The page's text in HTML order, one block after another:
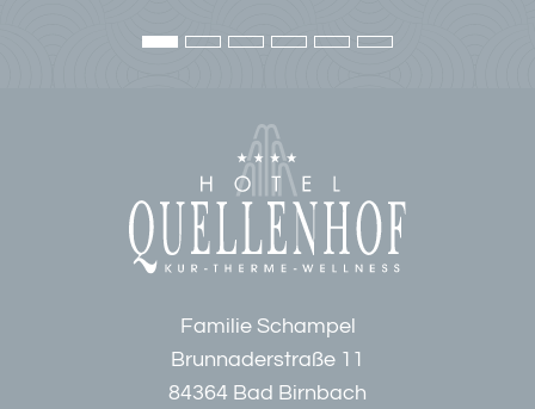
Familie Schampel
Brunnaderstraße 11
84364 Bad Birnbach